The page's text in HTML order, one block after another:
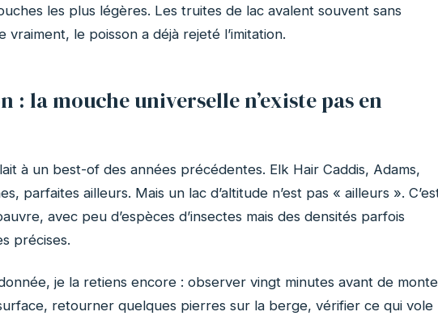
les plus légères. Les truites de lac avalent souvent sans
le poisson a déjà rejeté l’imitation.
: la mouche universelle n’existe pas en
à un best-of des années précédentes. Elk Hair Caddis, Adams,
parfaites ailleurs. Mais un lac d’altitude n’est pas « ailleurs ».
avec peu d’espèces d’insectes mais des densités parfois
précises.
je la retiens encore : observer vingt minutes avant de
retourner quelques pierres sur la berge, vérifier ce qui vole